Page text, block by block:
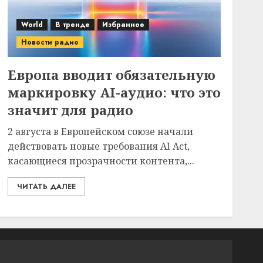
World В тренде
Избранное
Новости радио
Европа вводит обязательную
маркировку AI-аудио: что это
значит для радио
2 августа в Европейском союзе начали
действовать новые требования AI Act,
касающиеся прозрачности контента,...
ЧИТАТЬ ДАЛЕЕ